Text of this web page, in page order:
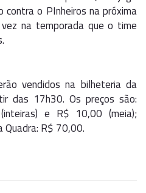
o PInheiros na próxima
na temporada que o time
vendidos na bilheteria da
das 17h30. Os preços são:
e R$ 10,00 (meia);
Quadra: R$ 70,00.